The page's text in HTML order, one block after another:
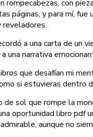
rompecabezas, con
páginas, y para mí,
a una carta de un
una narrativa
que desafían mi
si estuvieras dentro
de sol que rompe la
oportunidad libro pdf
aunque no